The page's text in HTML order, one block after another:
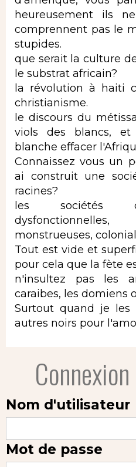
heureusement ils
comprennent pas le
stupides.
que serait la culture
le substrat africain?
la révolution à haiti
christianisme.
le discours du
viols des blancs,
blanche effacer
Connaissez vous un
ai construit une
racines?
les sociétés
monstrueuses,
Tout est vide et
pour cela que la fète
n'insultez pas les
caraibes, les domiens
Surtout quand je les
autres noirs pour
Nom d'utilisateur
Mot de passe